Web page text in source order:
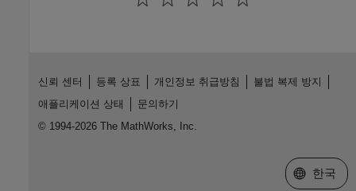
신뢰 센터 등록 상표 개인정보 취급방침
불법 복제 방지
애플리케이션 상태
문의하기
© 1994-2026 The MathWorks, Inc.
웹사이트
한국